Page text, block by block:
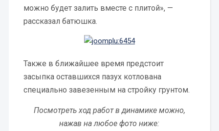
можно будет залить вместе с плитой», —
рассказал батюшка.
Также в ближайшее время предстоит
засыпка оставшихся пазух котлована
специально завезенным на стройку грунтом.
Посмотреть ход работ в динамике можно,
нажав на любое фото ниже: